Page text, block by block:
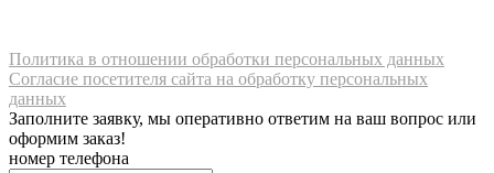
Политика в отношении обработки персональных данных
Согласие посетителя сайта на обработку персональных
данных
Заполните заявку, мы оперативно ответим на ваш вопрос или
оформим заказ!
номер телефона